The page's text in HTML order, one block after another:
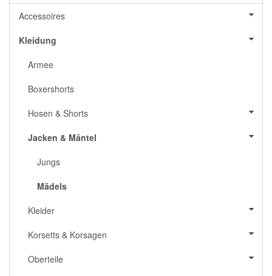
Accessoires
Kleidung
Armee
Boxershorts
Hosen & Shorts
Jacken & Mäntel
Jungs
Mädels
Kleider
Korsetts & Korsagen
Oberteile